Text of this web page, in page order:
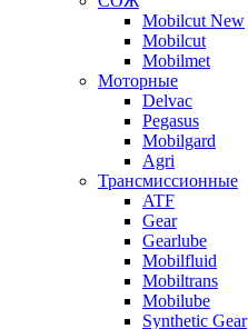
Mobilcut New
Mobilcut
Mobilmet
Моторные
Delvac
Pegasus
Mobilgard
Agri
Трансмиссионные
ATF
Gear
Gearlube
Mobilfluid
Mobiltrans
Mobilube
Synthetic Gear